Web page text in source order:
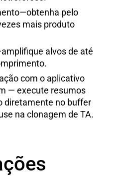
pelo
mais produto
alvos de até
com o aplicativo
— execute resumos
diretamente no buffer
na clonagem de TA.